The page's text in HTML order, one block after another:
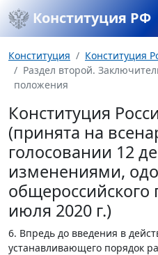
Конституция РФ
Конституция
Конституция
Раздел второй.
положения
Конституция
(принята на
голосовании 12
изменениями,
общероссийского
июля 2020 г.)
6. Впредь до введения в
устанавливающего порядок